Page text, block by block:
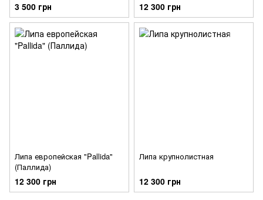
3 500 грн 12 300 грн
Липа европейская "Pallida"
(Паллида)
12 300 грн
Липа крупнолистная
12 300 грн